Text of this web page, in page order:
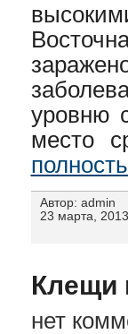
уровню
место
Автор: admin
23 марта,
Клещи
нет